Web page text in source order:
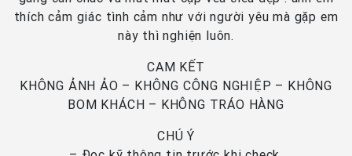
thích cảm giác tình cảm như với người yêu mà gặp em
này thì nghiện luôn.
CAM KẾT
KHÔNG ẢNH ẢO – KHÔNG CÔNG NGHIỆP – KHÔNG
BOM KHÁCH – KHÔNG TRÁO HÀNG
CHÚ Ý